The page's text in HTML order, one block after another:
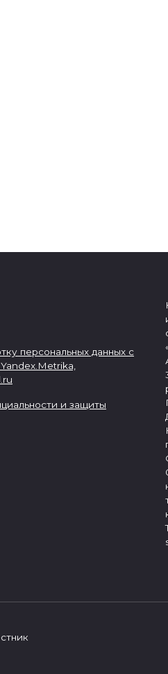
персональных данных с
и защиты